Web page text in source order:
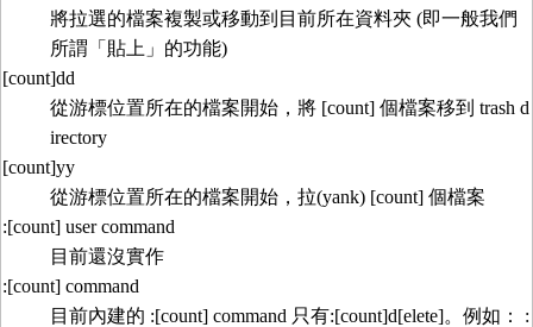
將拉選的檔案複製或移動到目前所在資料夾 (即一般我們
所謂「貼上」的功能)
[count]dd
從游標位置所在的檔案開始，將 [count] 個檔案移到 trash d
irectory
[count]yy
從游標位置所在的檔案開始，拉(yank) [count] 個檔案
:[count] user command
目前還沒實作
:[count] command
目前內建的 :[count] command 只有:[count]d[elete]。例如： :